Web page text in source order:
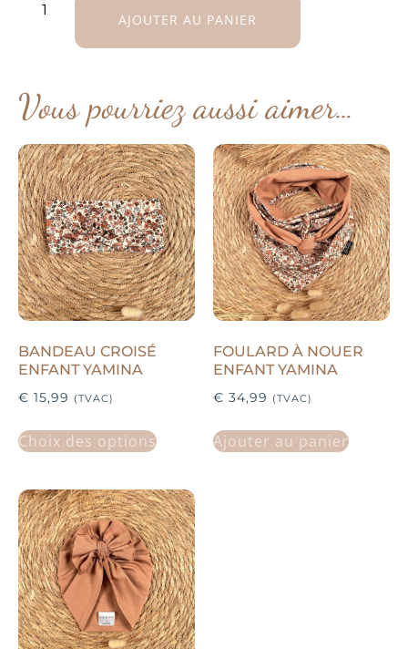
AJOUTER AU PANIER
Vous pourriez aussi aimer…
BANDEAU CROISÉ
ENFANT YAMINA
€ 15,99 (TVAC)
Choix des options
FOULARD À NOUER
ENFANT YAMINA
€ 34,99 (TVAC)
Ajouter au panier